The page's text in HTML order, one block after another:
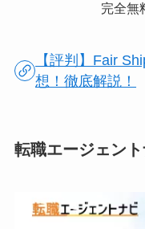
完全無
【評判】Fair
想！徹底解説！
転職エージェン